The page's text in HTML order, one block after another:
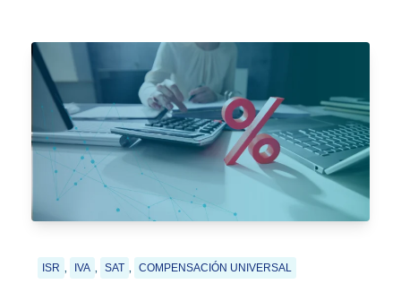
ISR IVA SAT COMPENSACIÓN UNIVERSAL